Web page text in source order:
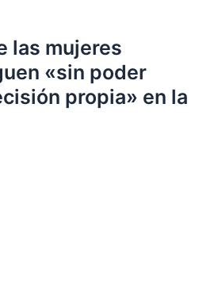
las mujeres
«sin poder
propia» en la